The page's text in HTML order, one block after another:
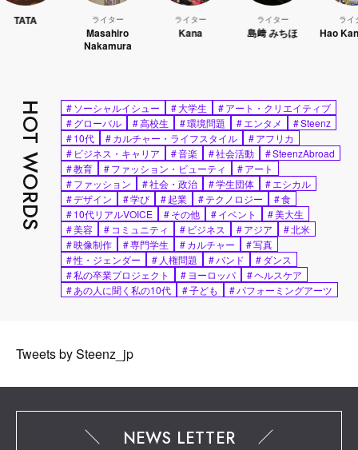
Masahiro
Nakamura
島﨑 みちほ Hao Kanayama
HOT WORDS #ソーシャルイシュー #大学生 #アート・クリエイティブ
#グローバル #高校生 #環境問題 #エンタメ #Steenz
#10代 #カルチャー・ライフスタイル #アフリカ
# ビジネス・キャリア #音楽 #社会活動 #SteenzAbroad
#教育 #ファッション・ビューティ #アート
#ファッション #社会・政治 #学生団体 #エシカル
#デザイン #学び #起業 #テクノロジー #食
#10代リアルVOICE #その他 #イベント #美大生
#美容 # コミュニティ # ビジネス #アジア #北米
#映像制作 #専門学生 #カルチャー #写真
#性・ジェンダー # 人権問題 #バンド #ダンス
#私の卒業プロジェクト #ヨーロッパ #ヘルスケア
#あの人に聞く私の10代 #子ども #パフォーミングアーツ
Tweets by Steenz_jp
NEWS LETTER